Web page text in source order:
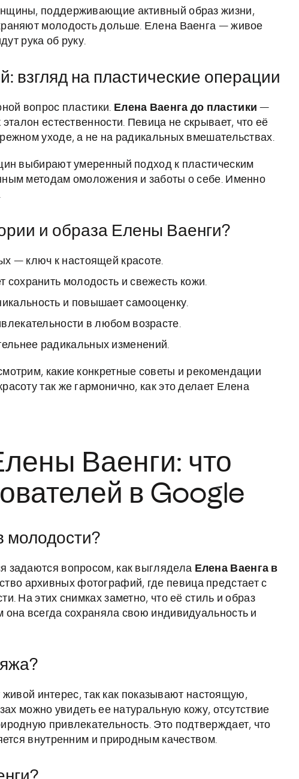
поддерживающие активный образ жизни,
молодость дольше. Елена Ваенга — живое
рука об руку.
взгляд на пластические операции
вопрос пластики. Елена Ваенга до пластики —
естественности. Певица не скрывает, что её
уходе, а не на радикальных вмешательствах.
выбирают умеренный подход к пластическим
методам омоложения и заботы о себе. Именно
и образа Елены Ваенги?
— ключ к настоящей красоте.
сохранить молодость и свежесть кожи.
и повышает самооценку.
в любом возрасте.
радикальных изменений.
какие конкретные советы и рекомендации
так же гармонично, как это делает Елена
Ваенги: что
в Google
молодости?
задаются вопросом, как выглядела Елена Ваенга в
архивных фотографий, где певица предстает с
На этих снимках заметно, что её стиль и образ
всегда сохраняла свою индивидуальность и
интерес, так как показывают настоящую,
можно увидеть ее натуральную кожу, отсутствие
привлекательность. Это подтверждает, что
внутренним и природным качеством.